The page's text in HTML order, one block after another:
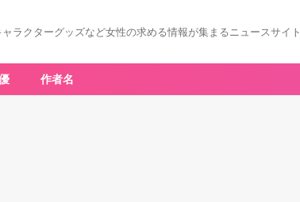
ラクターグッズなど女性の求める情報が集まるニュースサイト
作者名